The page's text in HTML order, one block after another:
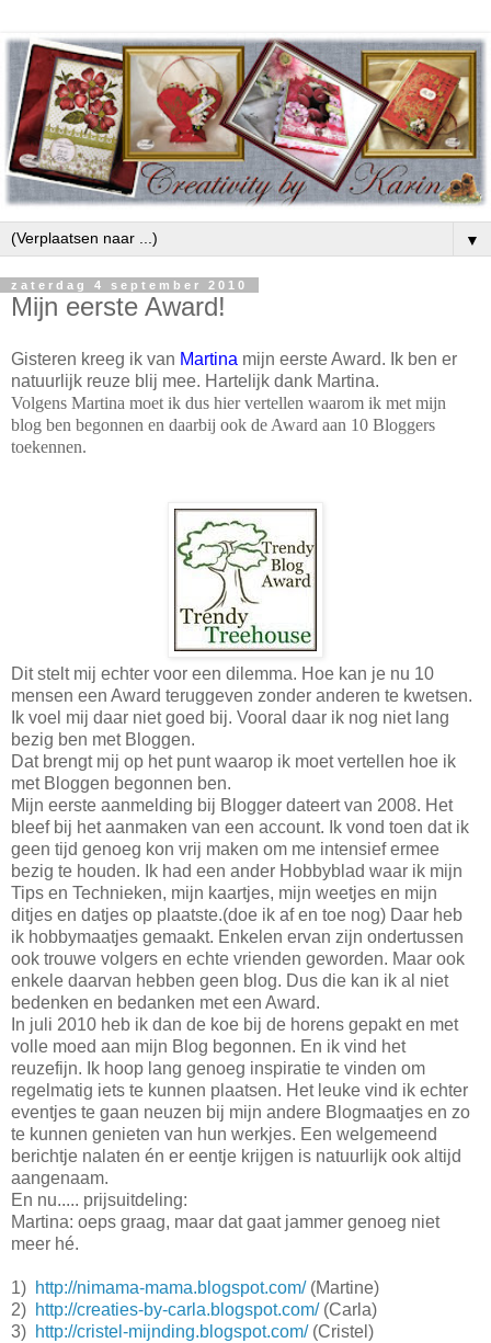
▼
zaterdag 4 september 2010
Mijn eerste Award!
Gisteren kreeg ik van Martina mijn eerste Award. Ik ben er
natuurlijk reuze blij mee. Hartelijk dank Martina.
Volgens Martina moet ik dus hier vertellen waarom ik met mijn
blog ben begonnen en daarbij ook de Award aan 10 Bloggers
toekennen.
Dit stelt mij echter voor een dilemma. Hoe kan je nu 10
mensen een Award teruggeven zonder anderen te kwetsen.
Ik voel mij daar niet goed bij. Vooral daar ik nog niet lang
bezig ben met Bloggen.
Dat brengt mij op het punt waarop ik moet vertellen hoe ik
met Bloggen begonnen ben.
Mijn eerste aanmelding bij Blogger dateert van 2008. Het
bleef bij het aanmaken van een account. Ik vond toen dat ik
geen tijd genoeg kon vrij maken om me intensief ermee
bezig te houden. Ik had een ander Hobbyblad waar ik mijn
Tips en Technieken, mijn kaartjes, mijn weetjes en mijn
ditjes en datjes op plaatste.(doe ik af en toe nog) Daar heb
ik hobbymaatjes gemaakt. Enkelen ervan zijn ondertussen
ook trouwe volgers en echte vrienden geworden. Maar ook
enkele daarvan hebben geen blog. Dus die kan ik al niet
bedenken en bedanken met een Award.
In juli 2010 heb ik dan de koe bij de horens gepakt en met
volle moed aan mijn Blog begonnen. En ik vind het
reuzefijn. Ik hoop lang genoeg inspiratie te vinden om
regelmatig iets te kunnen plaatsen. Het leuke vind ik echter
eventjes te gaan neuzen bij mijn andere Blogmaatjes en zo
te kunnen genieten van hun werkjes. Een welgemeend
berichtje nalaten én er eentje krijgen is natuurlijk ook altijd
aangenaam.
En nu..... prijsuitdeling:
Martina: oeps graag, maar dat gaat jammer genoeg niet
meer hé.
1) http://nimama-mama.blogspot.com/(Martine)
2) http://creaties-by-carla.blogspot.com/(Carla)
3) http://cristel-mijnding.blogspot.com/(Cristel)